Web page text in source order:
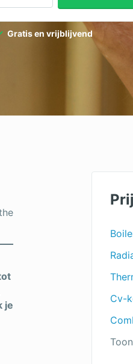
Gratis en vrijblijvend
je
Cv-